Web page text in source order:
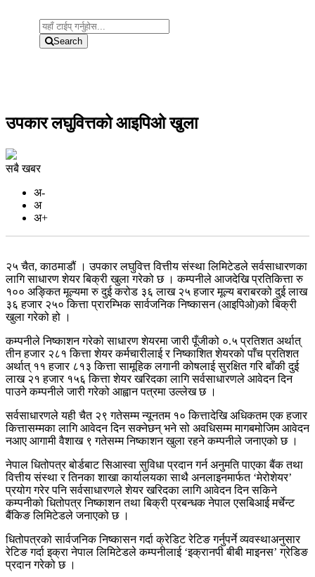
Search
उपकार लघुवित्तको आइपिओ खुला
सबै खबर
अ-
अ
अ+
२५ चैत, काठमाडौं । उपकार लघुवित्त वित्तीय संस्था लिमिटेडले सर्वसाधारणका
लागि साधारण शेयर बिक्री खुला गरेको छ । कम्पनीले आजदेखि प्रतिकित्ता रु
१०० अङ्कित मूल्यमा रु दुई करोड ३६ लाख २५ हजार मूल्य बराबरको दुई लाख
३६ हजार २५० कित्ता प्रारम्भिक सार्वजनिक निष्कासन (आइपिओ)को बिक्री
खुला गरेको हो ।
कम्पनीले निष्काशन गरेको साधारण शेयरमा जारी पूँजीको ०.५ प्रतिशत अर्थात्
तीन हजार २८१ कित्ता शेयर कर्मचारीलाई र निष्काशित शेयरको पाँच प्रतिशत
अर्थात् ११ हजार ८१३ कित्ता सामूहिक लगानी कोषलाई सुरक्षित गरि बाँकी दुई
लाख २१ हजार १५६ कित्ता शेयर खरिदका लागि सर्वसाधारणले आवेदन दिन
पाउने कम्पनीले जारी गरेको आह्वान पत्रमा उल्लेख छ ।
सर्वसाधारणले यही चैत २९ गतेसम्म न्यूनतम १० कित्तादेखि अधिकतम एक हजार
कित्तासम्मका लागि आवेदन दिन सक्नेछन् भने सो अवधिसम्म मागबमोजिम आवेदन
नआए आगामी वैशाख ९ गतेसम्म निष्काशन खुला रहने कम्पनीले जनाएको छ ।
नेपाल धितोपत्र बोर्डबाट सिआस्वा सुविधा प्रदान गर्न अनुमति पाएका बैंक तथा
वित्तीय संस्था र तिनका शाखा कार्यालयका साथै अनलाइनमार्फत ‘मेरोशेयर’
प्रयोग गरेर पनि सर्वसाधारणले शेयर खरिदका लागि आवेदन दिन सकिने
कम्पनीको धितोपत्र निष्काशन तथा बिक्री प्रबन्धक नेपाल एसबिआई मर्चेन्ट
बैंकिङ लिमिटेडले जनाएको छ ।
धितोपत्रको सार्वजनिक निष्कासन गर्दा क्रेडिट रेटिङ गर्नुपर्ने व्यवस्थाअनुसार
रेटिङ गर्दा इक्रा नेपाल लिमिटेडले कम्पनीलाई ‘इक्रानपी बीबी माइनस’ ग्रेडिङ
प्रदान गरेको छ ।